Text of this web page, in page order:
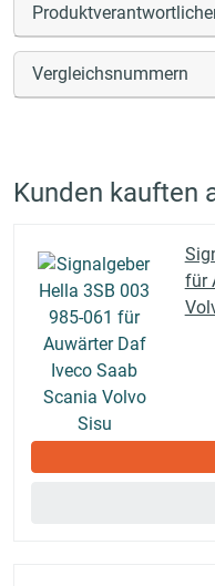
Vergleichsnummern
Kunden kauften
für